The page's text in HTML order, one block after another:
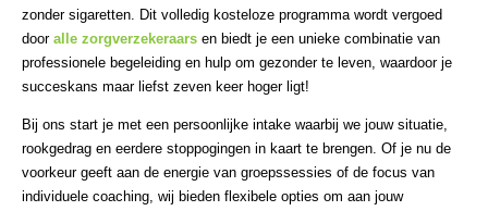
zonder sigaretten. Dit volledig kosteloze programma wordt vergoed
door alle zorgverzekeraars en biedt je een unieke combinatie van
professionele begeleiding en hulp om gezonder te leven, waardoor je
succeskans maar liefst zeven keer hoger ligt!
Bij ons start je met een persoonlijke intake waarbij we jouw situatie,
rookgedrag en eerdere stoppogingen in kaart te brengen. Of je nu de
voorkeur geeft aan de energie van groepssessies of de focus van
individuele coaching, wij bieden flexibele opties om aan jouw